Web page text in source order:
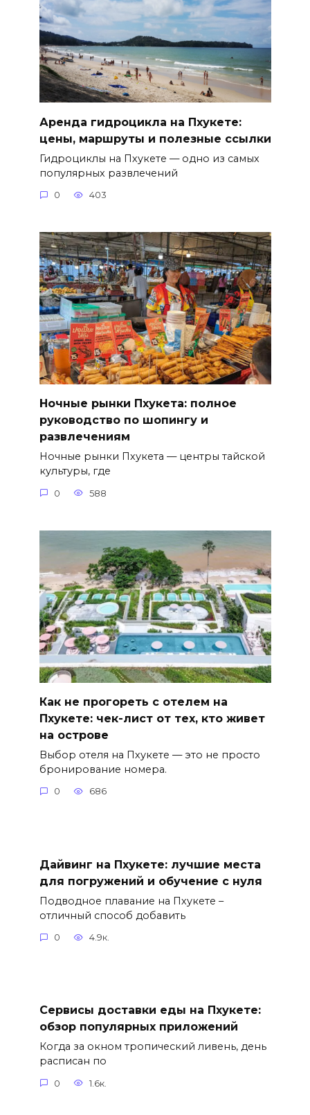
Аренда гидроцикла на Пхукете:
цены, маршруты и полезные ссылки
Гидроциклы на Пхукете — одно из самых
популярных развлечений
0 403
Ночные рынки Пхукета: полное
руководство по шопингу и
развлечениям
Ночные рынки Пхукета — центры тайской
культуры, где
0 588
Как не прогореть с отелем на
Пхукете: чек-лист от тех, кто живет
на острове
Выбор отеля на Пхукете — это не просто
бронирование номера.
0 686
Дайвинг на Пхукете: лучшие места
для погружений и обучение с нуля
Подводное плавание на Пхукете –
отличный способ добавить
0 4.9к.
Сервисы доставки еды на Пхукете:
обзор популярных приложений
Когда за окном тропический ливень, день
расписан по
0 1.6к.